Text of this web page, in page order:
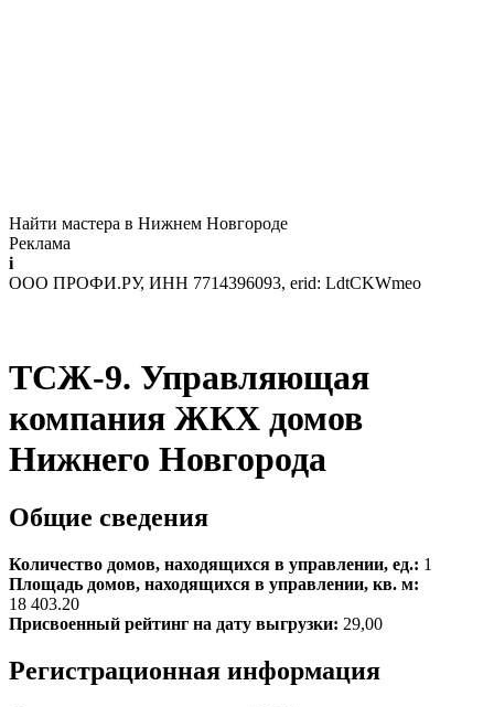
Найти мастера в Нижнем Новгороде
Реклама
i
ООО ПРОФИ.РУ, ИНН 7714396093, erid: LdtCKWmeo
ТСЖ-9. Управляющая
компания ЖКХ домов
Нижнего Новгорода
Общие сведения
Количество домов, находящихся в управлении, ед.: 1
Площадь домов, находящихся в управлении, кв. м:
18 403.20
Присвоенный рейтинг на дату выгрузки: 29,00
Регистрационная информация